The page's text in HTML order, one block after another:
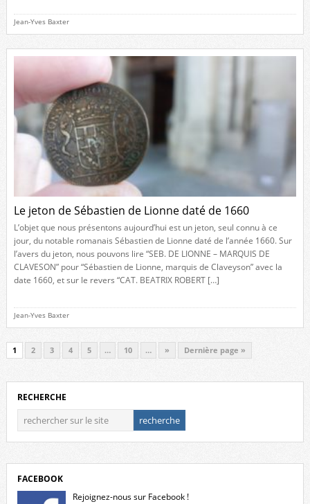
Jean-Yves Baxter
Le jeton de Sébastien de Lionne daté de 1660
L’objet que nous présentons aujourd’hui est un jeton, seul connu à ce
jour, du notable romanais Sébastien de Lionne daté de l’année 1660. Sur
l’avers du jeton, nous pouvons lire “SEB. DE LIONNE – MARQUIS DE
CLAVESON” pour “Sébastien de Lionne, marquis de Claveyson” avec la
date 1660, et sur le revers “CAT. BEATRIX ROBERT […]
Jean-Yves Baxter
1 2 3 4 5 … 10 … » Dernière page »
RECHERCHE
FACEBOOK
Rejoignez-nous sur Facebook !